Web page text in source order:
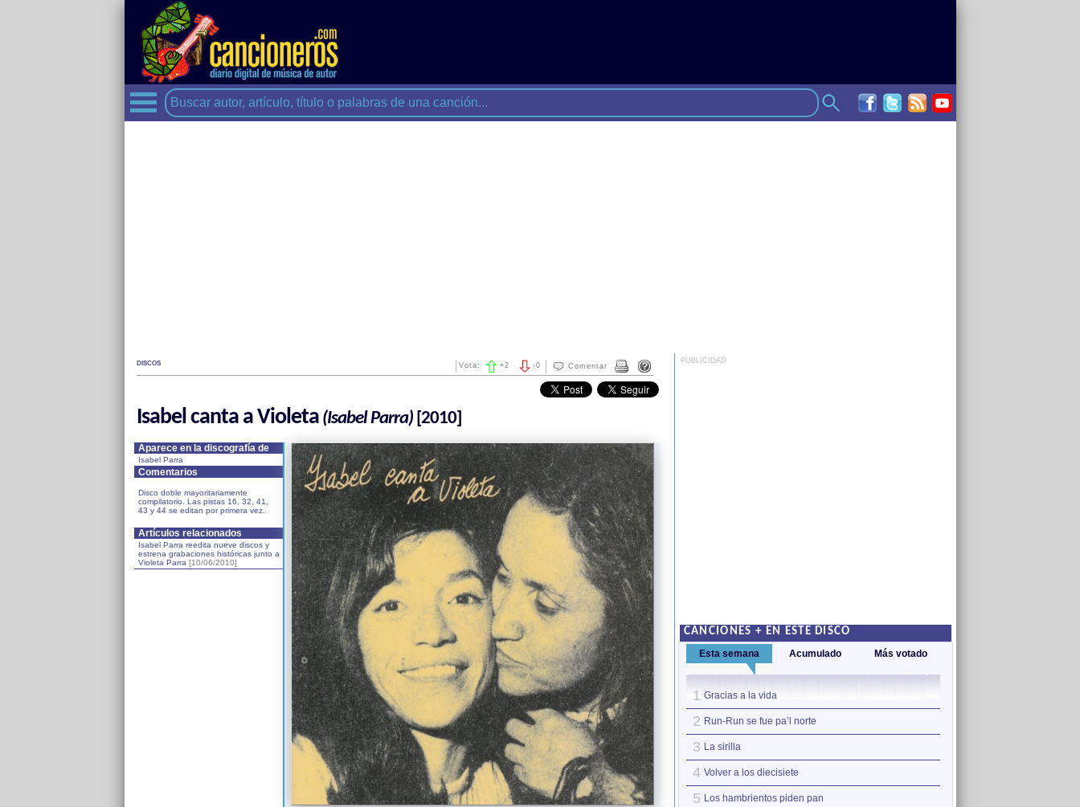
DISCOS Comentar
-0
Vota: +2
Isabel canta a Violeta(Isabel Parra)[2010]
Aparece en la discografía de
Isabel Parra
Comentarios
Disco doble mayoritariamente
compilatorio. Las pistas 16, 32, 41,
43 y 44 se editan por primera vez.
Artículos relacionados
Isabel Parra reedita nueve discos y
estrena grabaciones históricas junto a
Violeta Parra [10/06/2010]
PUBLICIDAD
CANCIONES + EN ESTE DISCO
Esta semana Acumulado Más votado
1 Gracias a la vida
2 Run-Run se fue pa’l norte
3 La sirilla
4 Volver a los diecisiete
5 Los hambrientos piden pan